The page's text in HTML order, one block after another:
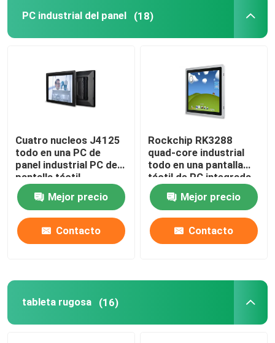
PC industrial del panel (18)
Cuatro nucleos J4125
todo en una PC de
panel industrial PC de
pantalla táctil
integrada de 15
pulgadasMejor precio
Contacto
Rockchip RK3288
quad-core industrial
todo en una pantalla
táctil de PC integrada
2 COM 15 pulgadas
Mejor precio
Contacto
tableta rugosa (16)